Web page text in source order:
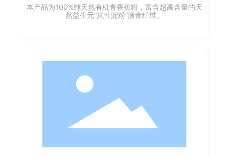
本产品为100%纯天然有机青香蕉粉，富含超高含量的天
然益生元“抗性淀粉”膳食纤维。